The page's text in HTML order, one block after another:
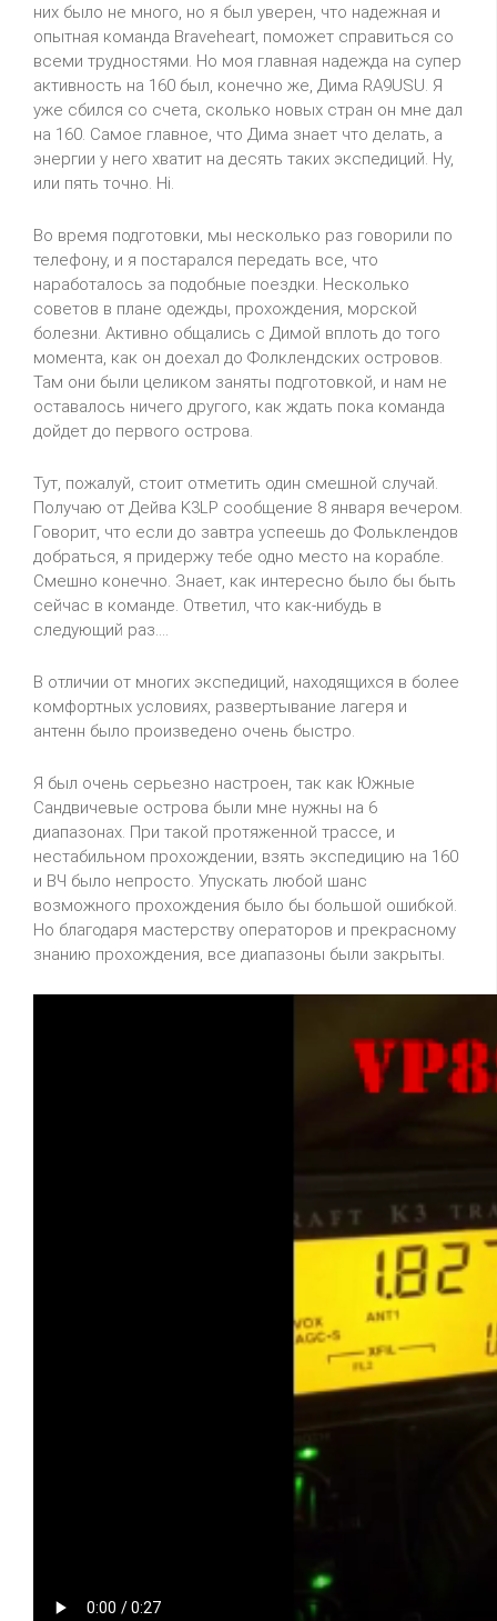
них было не много, но я был уверен, что надежная и
опытная команда Braveheart, поможет справиться со
всеми трудностями. Но моя главная надежда на супер
активность на 160 был, конечно же, Дима RA9USU. Я
уже сбился со счета, сколько новых стран он мне дал
на 160. Самое главное, что Дима знает что делать, а
энергии у него хватит на десять таких экспедиций. Ну,
или пять точно. Hi.
Во время подготовки, мы несколько раз говорили по
телефону, и я постарался передать все, что
наработалось за подобные поездки. Несколько
советов в плане одежды, прохождения, морской
болезни. Активно общались с Димой вплоть до того
момента, как он доехал до Фолклендских островов.
Там они были целиком заняты подготовкой, и нам не
оставалось ничего другого, как ждать пока команда
дойдет до первого острова.
Тут, пожалуй, стоит отметить один смешной случай.
Получаю от Дейва K3LP сообщение 8 января вечером.
Говорит, что если до завтра успеешь до Фольклендов
добраться, я придержу тебе одно место на корабле.
Смешно конечно. Знает, как интересно было бы быть
сейчас в команде. Ответил, что как-нибудь в
следующий раз....
В отличии от многих экспедиций, находящихся в более
комфортных условиях, развертывание лагеря и
антенн было произведено очень быстро.
Я был очень серьезно настроен, так как Южные
Сандвичевые острова были мне нужны на 6
диапазонах. При такой протяженной трассе, и
нестабильном прохождении, взять экспедицию на 160
и ВЧ было непросто. Упускать любой шанс
возможного прохождения было бы большой ошибкой.
Но благодаря мастерству операторов и прекрасному
знанию прохождения, все диапазоны были закрыты.